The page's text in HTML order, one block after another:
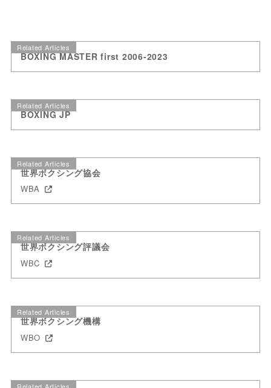
Related Articles
BOXING MASTER first 2006-2023
Related Articles
BOXING JP
Related Articles
世界ボクシング協会
WBA
Related Articles
世界ボクシング評議会
WBC
Related Articles
世界ボクシング機構
WBO